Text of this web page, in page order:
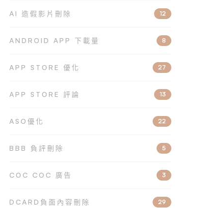
AI 造假影片刪除 12
ANDROID APP 下載量 8
APP STORE 優化 27
APP STORE 評論 13
ASO優化 22
BBB 負評刪除 5
COC COC 廣告 3
DCARD負面內容刪除 29